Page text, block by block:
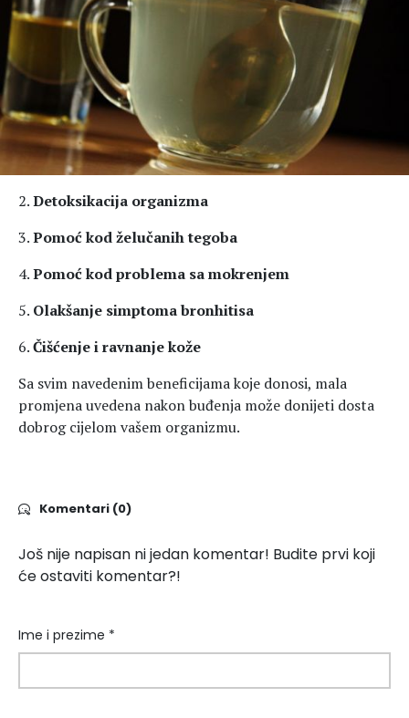
2.Detoksikacija organizma
3.Pomoć kod želučanih tegoba
4.Pomoć kod problema sa mokrenjem
5. Olakšanje simptoma bronhitisa
6.Čišćenje i ravnanje kože
Sa svim navedenim beneficijama koje donosi, mala
promjena uvedena nakon buđenja može donijeti dosta
dobrog cijelom vašem organizmu.
Komentari (0)
Još nije napisan ni jedan komentar! Budite prvi koji
će ostaviti komentar?!
Ime i prezime *